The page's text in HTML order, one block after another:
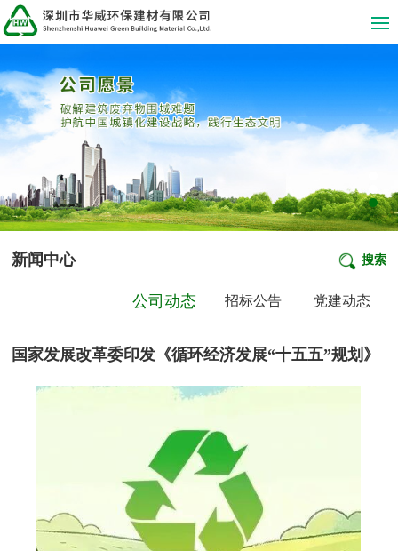
搜索
新闻中心
公司动态 招标公告 党建动态
国家发展改革委印发《循环经济发展“十五五”规划》